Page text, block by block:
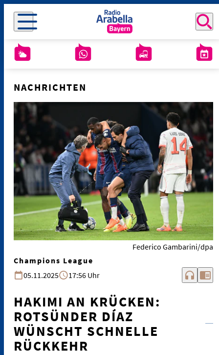
NACHRICHTEN
Federico Gambarini/dpa
Champions League
05.11.2025
17:56 Uhr headphones chrome_reader_mode
HAKIMI AN KRÜCKEN:
ROTSÜNDER DÍAZ
WÜNSCHT SCHNELLE
RÜCKKEHR